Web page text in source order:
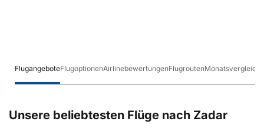
FlugangeboteFlugoptionenAirlinebewertungenFlugroutenMonatsvergleich
Unsere beliebtesten Flüge nach Zadar